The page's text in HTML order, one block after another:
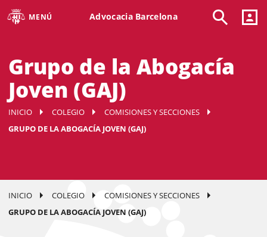
MENÚ Advocacia Barcelona
Grupo de la Abogacía
Joven (GAJ)
INICIO COLEGIO
COMISIONES Y SECCIONES
GRUPO DE LA ABOGACÍA JOVEN (GAJ)
INICIO COLEGIO
COMISIONES Y SECCIONES
GRUPO DE LA ABOGACÍA JOVEN (GAJ)